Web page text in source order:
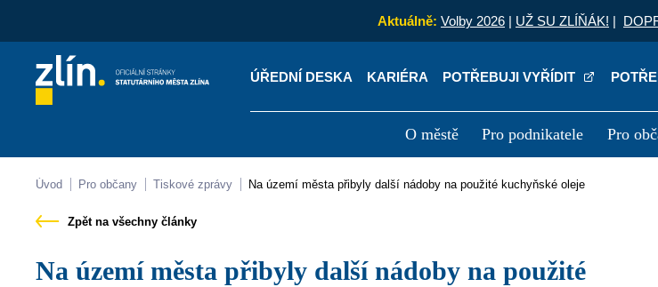
Aktuálně: Volby 2026 | UŽ SU ZLÍŇÁK! |
ÚŘEDNÍ DESKA KARIÉRA POTŘEBUJI VYŘÍDIT
O městě Pro podnikatele Pro
Kontakty Úřední deska Kariéra
Úvod Pro občany Tiskové zprávy Na území města přibyly další nádoby na použité kuchyňské oleje
Zpět na všechny články
Na území města přibyly další nádoby na použité